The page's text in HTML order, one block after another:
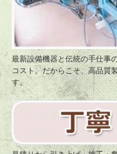
最新設備機器と伝統の手仕事
コスト。だからこそ、高品質
す。